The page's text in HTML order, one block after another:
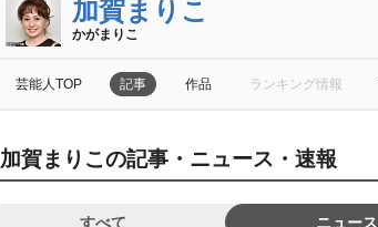
加賀まりこ
かがまりこ
芸能人TOP 記事 作品 ランキング情報
加賀まりこの記事・ニュース・速報
すべて ニュース